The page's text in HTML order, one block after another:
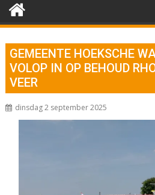
GEMEENTE HOEKSCHE
VOLOP IN OP BEHOUD
VEER
dinsdag 2 september 2025